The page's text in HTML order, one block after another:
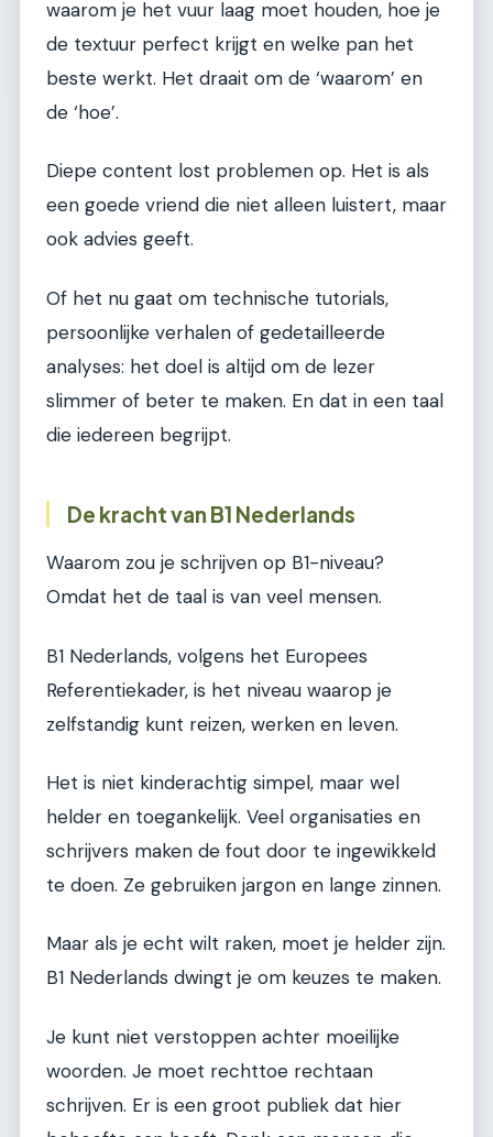
waarom je het vuur laag moet houden, hoe je
de textuur perfect krijgt en welke pan het
beste werkt. Het draait om de ‘waarom’ en
de ‘hoe’.
Diepe content lost problemen op. Het is als
een goede vriend die niet alleen luistert, maar
ook advies geeft.
Of het nu gaat om technische tutorials,
persoonlijke verhalen of gedetailleerde
analyses: het doel is altijd om de lezer
slimmer of beter te maken. En dat in een taal
die iedereen begrijpt.
De kracht van B1 Nederlands
Waarom zou je schrijven op B1-niveau?
Omdat het de taal is van veel mensen.
B1 Nederlands, volgens het Europees
Referentiekader, is het niveau waarop je
zelfstandig kunt reizen, werken en leven.
Het is niet kinderachtig simpel, maar wel
helder en toegankelijk. Veel organisaties en
schrijvers maken de fout door te ingewikkeld
te doen. Ze gebruiken jargon en lange zinnen.
Maar als je echt wilt raken, moet je helder zijn.
B1 Nederlands dwingt je om keuzes te maken.
Je kunt niet verstoppen achter moeilijke
woorden. Je moet rechttoe rechtaan
schrijven. Er is een groot publiek dat hier